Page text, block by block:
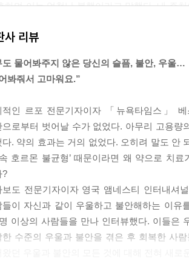
하며 이는 엄청난 불행이라고 말했다. 내 주
서만 생각할 수 있었다. 얼마나 오래 지속될
증이나 불안장애를 겪는 많은 사람들 역시
는 두 번째 형태인 자연으로부터의 단절이
초 무성한 자투리땅이라 해도요.” 그녀는 말
곳으로 가면 우리가 얼마나 작은 존재인지,
됐다고 느꼈다. 몇 년간 정원 프로그램에 참
301
그녀가 정말로 바뀌었다는 것을 알 수 있었
해왔어. 그리고 지쳐버렸지. 조금이라도 행복
사 리뷰
도 물어봐주지 않은 당신의 슬픔, 불안, 우울…
봐줘서 고마워요.”
적인 르포 전문기자이자 「뉴욕타임스」
으로부터 벗어날 수가 없었다. 아무리 고용
다. 약의 효과는 거의 없었다. 오히려 말도 안
호르몬 불균형’ 때문이라면 왜 약으로 치
?
보도 전문기자이자 영국 앰네스티 인터내셔
들이 자신과 같이 우울하고 불안해하는 이
이상의 사람들을 만나 인터뷰했다. 이들은
한 수준의 우울과 불안을 겪은 후 회복한 사